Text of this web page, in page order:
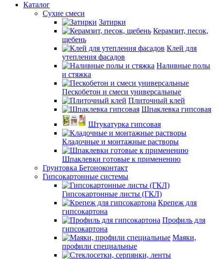
Каталог
Сухие смеси
Затирки
Керамзит, песок,
щебень
Клей для
утепления фасадов
Наливные полы
и стяжка
Пескобетон и смеси универсальные
Плиточный клей
Шпаклевка гипсовая
Штукатурка гипсовая
Кладочные и монтажные растворы
Шпаклевки готовые к применению
Грунтовка Бетоноконтакт
Гипсокартонные системы
Гипсокартонные листы (ГКЛ)
Крепеж для
гипсокартона
Профиль для
гипсокартона
Маяки,
профили специальные